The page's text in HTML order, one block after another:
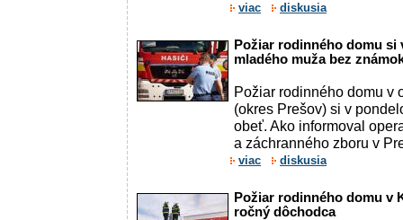
viac diskusia
Požiar rodinného domu si
mladého muža bez
Požiar rodinného domu v
(okres Prešov) si v
obeť. Ako informoval
a záchranného zboru v
viac diskusia
Požiar rodinného domu v
ročný dôchodca